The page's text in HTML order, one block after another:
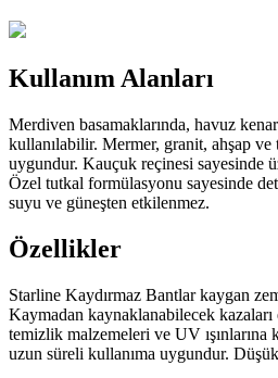
Kullanım Alanları
Merdiven basamaklarında, havuz
kullanılabilir. Mermer, granit, ahşap
uygundur. Kauçuk reçinesi sayesinde
Özel tutkal formülasyonu sayesinde
suyu ve güneşten etkilenmez.
Özellikler
Starline Kaydırmaz Bantlar kaygan
Kaymadan kaynaklanabilecek
temizlik malzemeleri ve UV ışınlarına
uzun süreli kullanıma uygundur.